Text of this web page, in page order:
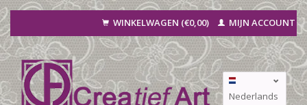
WINKELWAGEN (€0,00) MIJN ACCOUNT
Nederlands